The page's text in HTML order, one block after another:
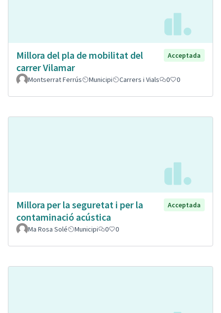
Millora del pla de mobilitat del
carrer Vilamar
Acceptada
Montserrat Ferrús Municipi Carrers i Vials 0 0
Millora per la seguretat i per la
contaminació acústica
Acceptada
Ma Rosa Solé Municipi 0 0